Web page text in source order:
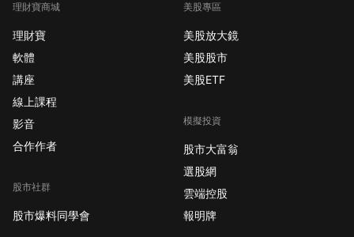
理財寶商城
理財寶
軟體
講座
線上課程
影音
合作作者
股市社群
股市爆料同學會
美股專區
美股放大鏡
美股股市
美股ETF
模擬投資
股市大富翁
選股網
雲端控股
報明牌